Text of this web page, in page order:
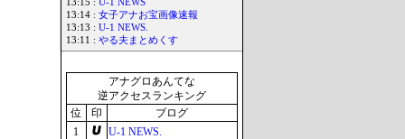
13:15 : U-1 NEWS
13:14 : 女子アナお宝画像速報
13:13 : U-1 NEWS.
13:11 : やる夫まとめくす
アナグロあんてな
逆アクセスランキング
位
印
ブログ
1
U-1 NEWS.